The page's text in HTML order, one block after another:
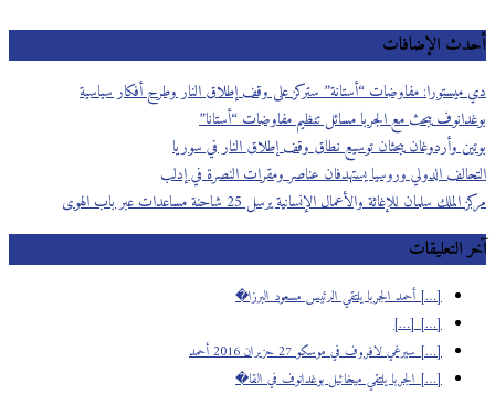
أحدث الإضافات
دي ميستورا: مفاوضات “أستانة” ستركز على وقف إطلاق النار وطرح أفكار سياسية
بوغدانوف يبحث مع الجربا مسائل تنظيم مفاوضات “أستانا”
بوتين وأردوغان يبحثان توسيع نطاق وقف إطلاق النار في سوريا
التحالف الدولي وروسيا يستهدفان عناصر ومقرات النصرة في إدلب
مركز الملك سلمان للإغاثة والأعمال الإنسانية يرسل 25 شاحنة مساعدات عبر باب الهوى
آخر التعليقات
[…] أحمد الجربا يلتقي الرئيس مسعود البرزا�
[…] […]
[…] سيرغي لافروف في موسكو 27 حزيران 2016 أحمد
[…] الجربا يلتقي ميخائيل بوغدانوف في القا�